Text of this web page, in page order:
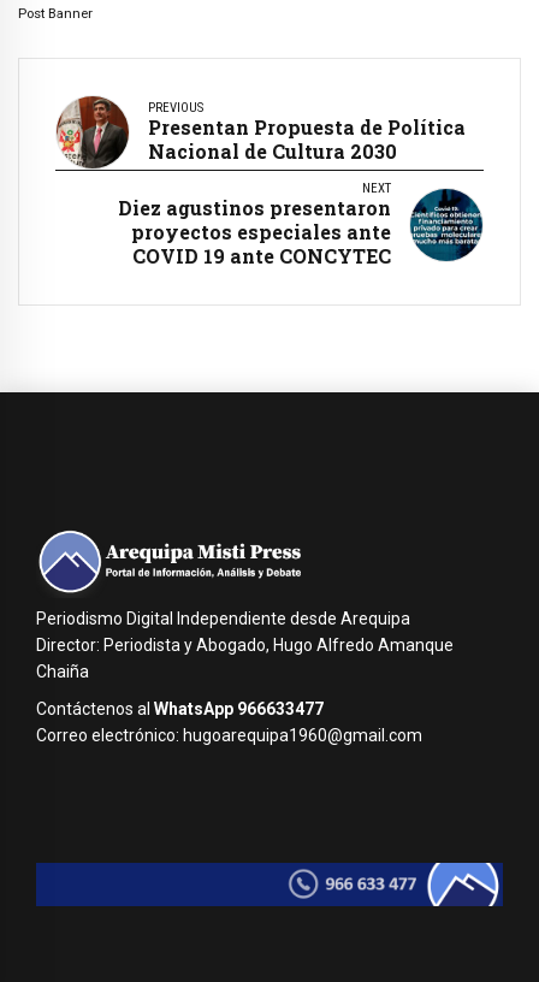
Post Banner
PREVIOUS
Presentan Propuesta de Política
Nacional de Cultura 2030
NEXT
Diez agustinos presentaron
proyectos especiales ante
COVID 19 ante CONCYTEC
Periodismo Digital Independiente desde Arequipa
Director: Periodista y Abogado, Hugo Alfredo Amanque
Chaiña
Contáctenos al WhatsApp 966633477
Correo electrónico: hugoarequipa1960@gmail.com